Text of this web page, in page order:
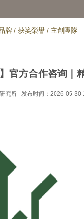
牌 / 获奖榮譽 / 主創團隊
官方合作咨询｜
究所 发布时间：2026-05-30